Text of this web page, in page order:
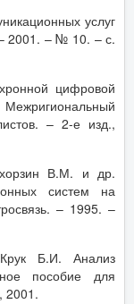
услуг
2001. – № 10. – с.
цифровой
– 2-е изд.,
В.М. и др.
систем на
– 1995. –
Б.И. Анализ
пособие для
2001.